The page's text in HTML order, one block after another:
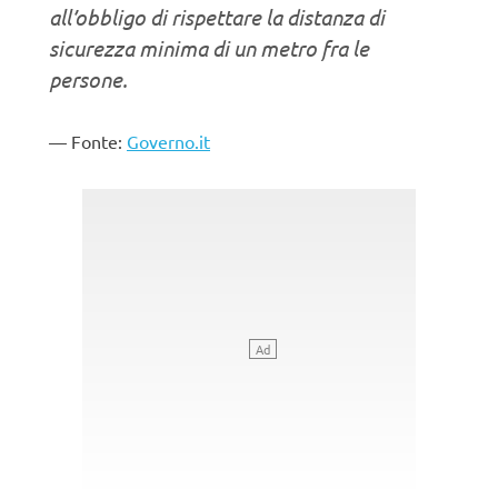
all’obbligo di rispettare la distanza di
sicurezza minima di un metro fra le
persone.
Fonte: Governo.it